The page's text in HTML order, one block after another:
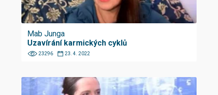
Mab Junga
Uzavírání karmických cyklů
23296 23. 4. 2022